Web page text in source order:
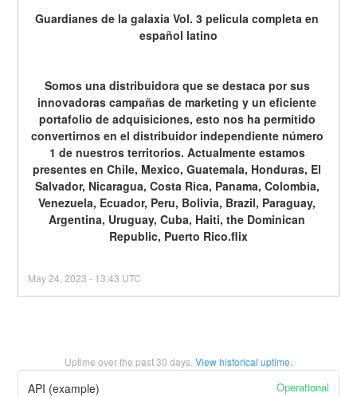
Guardianes de la galaxia Vol. 3 pelicula completa en
español latino
Somos una distribuidora que se destaca por sus
innovadoras campañas de marketing y un eficiente
portafolio de adquisiciones, esto nos ha permitido
convertirnos en el distribuidor independiente número
1 de nuestros territorios. Actualmente estamos
presentes en Chile, Mexico, Guatemala, Honduras, El
Salvador, Nicaragua, Costa Rica, Panama, Colombia,
Venezuela, Ecuador, Peru, Bolivia, Brazil, Paraguay,
Argentina, Uruguay, Cuba, Haiti, the Dominican
Republic, Puerto Rico.flix
May24,2023 - 13:43 UTC
Uptime over the past30 days. View historical uptime.
API (example) Operational